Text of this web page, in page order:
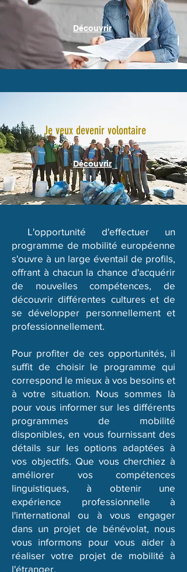
Découvrir
Je veux devenir volontaire
Découvrir
L'opportunité d'effectuer un
programme de mobilité européenne
s'ouvre à un large éventail de profils,
offrant à chacun la chance d'acquérir
de nouvelles compétences, de
découvrir différentes cultures et de
se développer personnellement et
professionnellement.
Pour profiter de ces opportunités, il
suffit de choisir le programme qui
correspond le mieux à vos besoins et
à votre situation. Nous sommes là
pour vous informer sur les différents
programmes de mobilité
disponibles, en vous fournissant des
détails sur les options adaptées à
vos objectifs. Que vous cherchiez à
améliorer vos compétences
linguistiques, à obtenir une
expérience professionnelle à
l'international ou à vous engager
dans un projet de bénévolat, nous
vous informons pour vous aider à
réaliser votre projet de mobilité à
l'étranger.